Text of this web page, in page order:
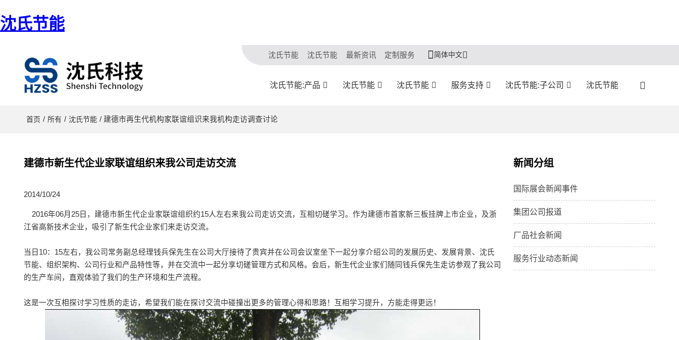
沈氏节能
沈氏节能 沈氏节能 最新资讯 定制服务 简体中文
沈氏节能:产品 沈氏节能 沈氏节能 服务支持 沈氏节能:子公司 沈氏节能
首页 / 所有 / 沈氏节能 / 建德市再生代机构家联谊组识来我机构走访调查讨论
建德市新生代企业家联谊组织来我公司走访交流
2014/10/24
2016年06月25日，建德市新生代企业家联谊组织约15人左右来我公司走访交流，互相切磋学习。作为建德市首家新三板挂牌上市企业，及浙
江省高新技术企业，吸引了新生代企业家们来走访交流。
当日10：15左右，我公司常务副总经理钱兵保先生在公司大厅接待了贵宾并在公司会议室坐下一起分享介绍公司的发展历史、发展背景、沈氏
节能、组织架构、公司行业和产品特性等，并在交流中一起分享切磋管理方式和风格。会后，新生代企业家们随同钱兵保先生走访参观了我公司
的生产车间，直观体验了我们的生产环境和生产流程。
这是一次互相探讨学习性质的走访，希望我们能在探讨交流中碰撞出更多的管理心得和思路！互相学习提升，方能走得更远！
新闻分组
国际展会新闻事件
集团公司报道
厂品社会新闻
服务行业动态新闻